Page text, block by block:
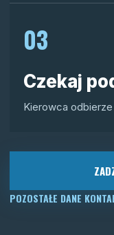
03
Czekaj
Kierowca
POZOSTAŁE DANE